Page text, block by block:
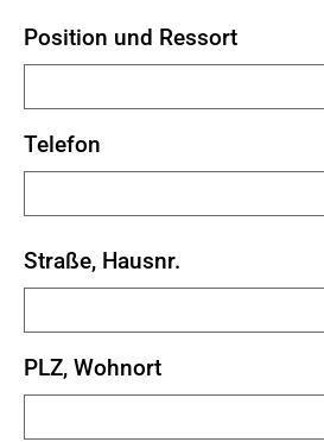
Position und Ressort
Telefon
Straße, Hausnr.
PLZ, Wohnort